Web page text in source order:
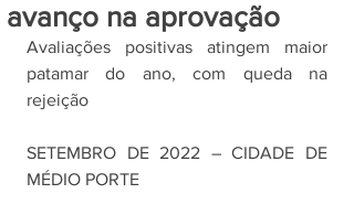
avanço na aprovação
Avaliações positivas atingem maior
patamar do ano, com queda na
rejeição
SETEMBRO DE 2022 – CIDADE DE
MÉDIO PORTE